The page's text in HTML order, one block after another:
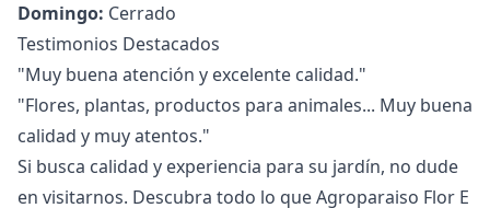
Domingo: Cerrado
Testimonios Destacados
"Muy buena atención y excelente calidad."
"Flores, plantas, productos para animales... Muy buena
calidad y muy atentos."
Si busca calidad y experiencia para su jardín, no dude
en visitarnos. Descubra todo lo que Agroparaiso Flor E